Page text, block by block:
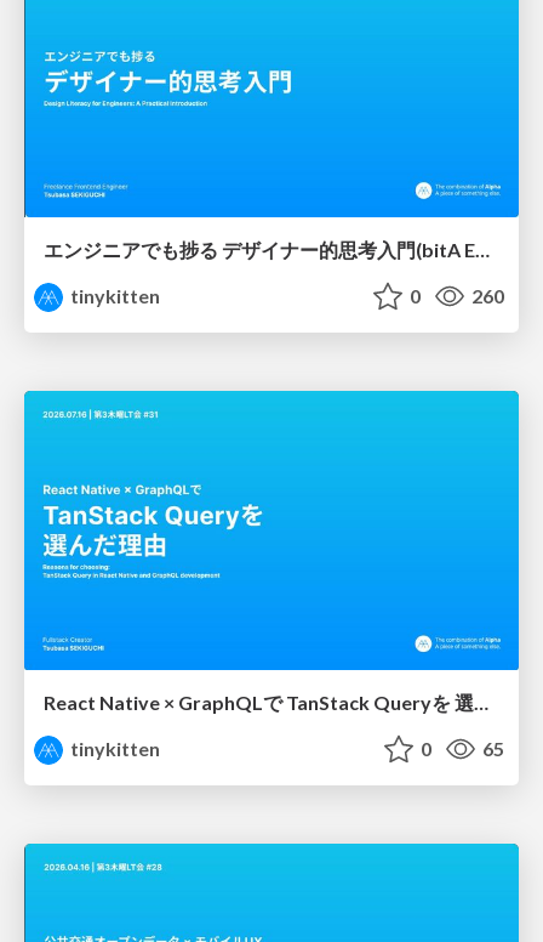
エンジニアでも捗る デザイナー的思考入門(bitA Edit 新ver)
tinykitten
0 260
tinykitten
0 65